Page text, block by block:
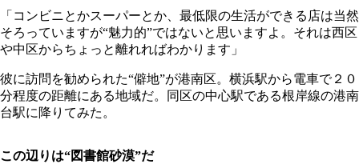
「コンビニとかスーパーとか、最低限の生活ができる店は当然
そろっていますが“魅力的”ではないと思いますよ。それは西区
や中区からちょっと離れればわかります」
彼に訪問を勧められた“僻地”が港南区。横浜駅から電車で２０
分程度の距離にある地域だ。同区の中心駅である根岸線の港南
台駅に降りてみた。
この辺りは“図書館砂漠”だ